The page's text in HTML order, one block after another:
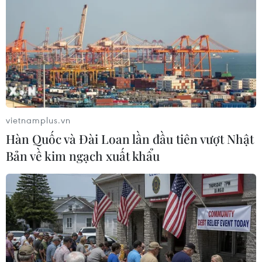
hợp; Nepal: 1 trường hợp; Sri Lanka: 1 trường
hợp; Hong Kong-Trung Quốc: 8 trường hợp;
Macau-Trung Quốc: 6 trường hợp; Đài Loan-
Trung Quốc: 5 trường hợp./.
(Vietnam+)
vietnamplus.vn
Hàn Quốc và Đài Loan lần đầu tiên vượt Nhật
Bản về kim ngạch xuất khẩu